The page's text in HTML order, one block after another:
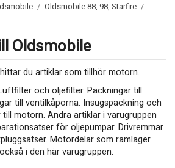
/ Oldsmobile 88, 98, Starfire /
Oldsmobile
du artiklar som tillhör motorn.
och oljefilter. Packningar till
till ventilkåporna. Insugspackning och
motorn. Andra artiklar i varugruppen
för oljepumpar. Drivremmar
Motordelar som ramlager
i den här varugruppen.